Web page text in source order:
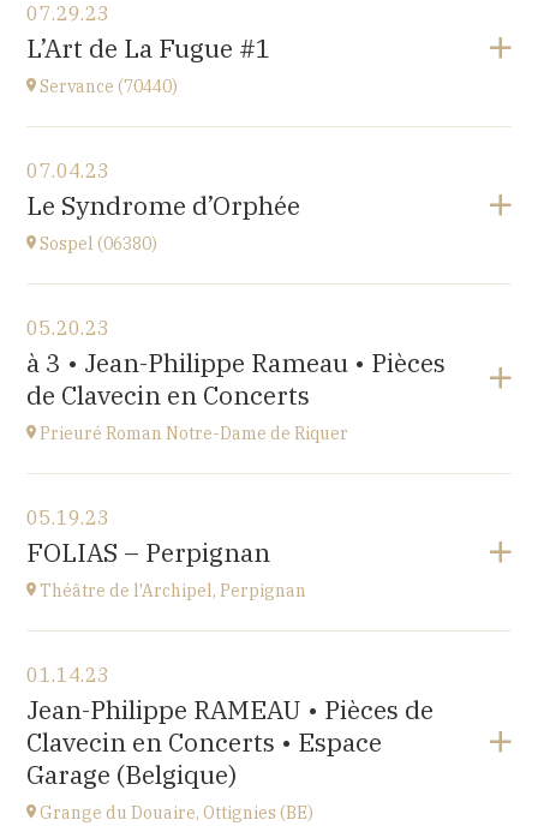
Taüll (Vall de Boí) - ESPAGNE
église
at21H00
07.29.23
L’Art de La Fugue #1
Servance (70440)
Eglise de Servance
at17H
Go to site
07.04.23
Le Syndrome d’Orphée
Sospel (06380)
Sospel (06380)
at20H30
Go to site
05.20.23
à 3 • Jean-Philippe Rameau • Pièces
de Clavecin en Concerts
Prieuré Roman Notre-Dame de Riquer
Mas Riquer, Catllar (66500)
at18H00
05.19.23
FOLIAS – Perpignan
Théâtre de l'Archipel, Perpignan
Théâtre de l'Archipel, Perpignan
Le Carré, avenue du Maréchal Leclerc, 66000
Perpignan
at
01.14.23
Jean-Philippe RAMEAU • Pièces de
Clavecin en Concerts • Espace
Garage (Belgique)
Grange du Douaire, Ottignies (BE)